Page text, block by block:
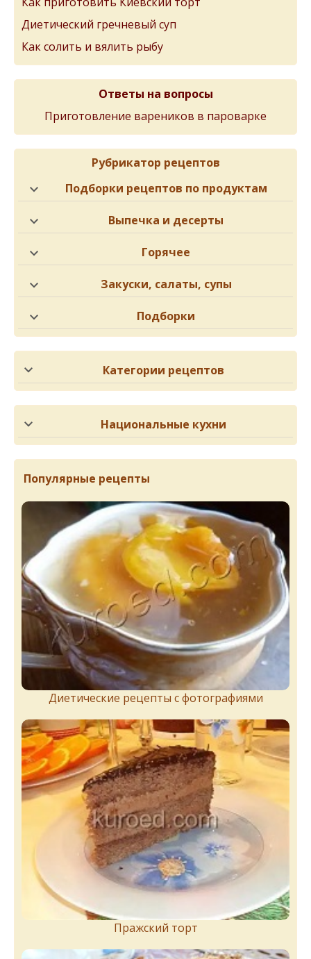
Диетический гречневый суп
Как солить и вялить рыбу
Ответы на вопросы
Приготовление вареников в пароварке
Рубрикатор рецептов
Подборки рецептов по продуктам
Выпечка и десерты
Горячее
Закуски, салаты, супы
Подборки
Категории рецептов
Национальные кухни
Популярные рецепты
Диетические рецепты с фотографиями
Пражский торт